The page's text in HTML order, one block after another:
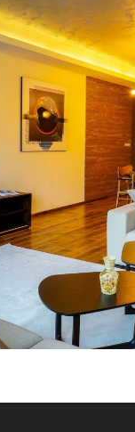
Aпартамент
в сградата